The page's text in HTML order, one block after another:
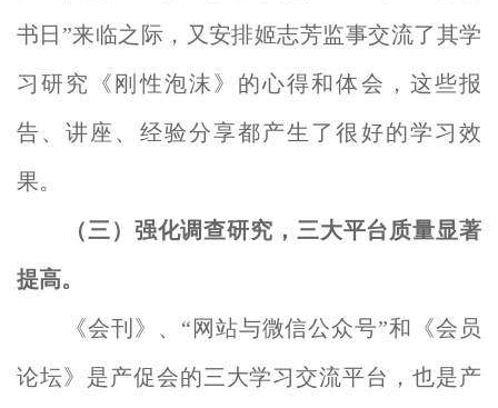
书日”来临之际，又安排姬志芳监事交流了其学
习研究《刚性泡沫》的心得和体会，这些报
告、讲座、经验分享都产生了很好的学习效
果。
（三）强化调查研究 ， 三大平台质量显著
提高。
《会刊》、“网站与微信公众号”和《会员
论坛》是产促会的三大学习交流平台，也是产